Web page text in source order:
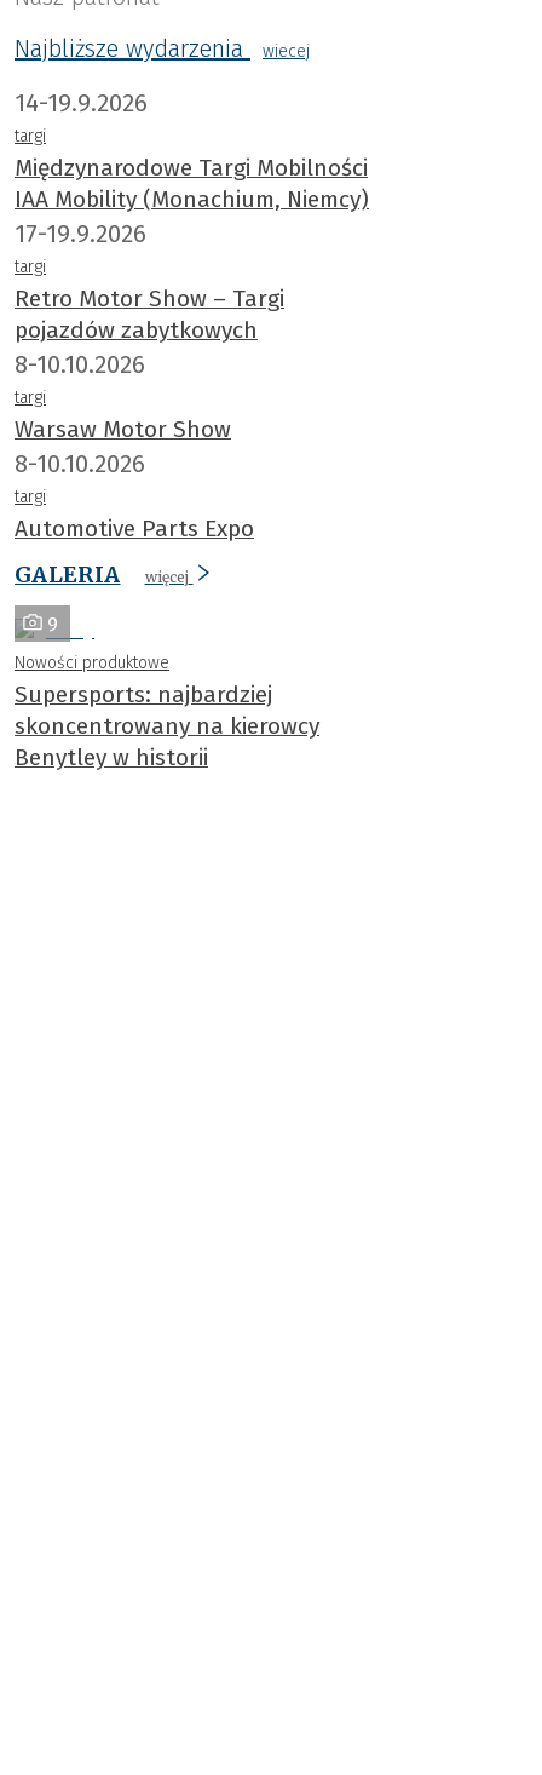
Najbliższe wydarzenia
wiecej
14-19.9.2026
targi
Międzynarodowe Targi Mobilności
IAA Mobility (Monachium, Niemcy)
17-19.9.2026
targi
Retro Motor Show – Targi
pojazdów zabytkowych
8-10.10.2026
targi
Warsaw Motor Show
8-10.10.2026
targi
Automotive Parts Expo
GALERIA
więcej
9
Nowości produktowe
Supersports: najbardziej
skoncentrowany na kierowcy
Benytley w historii